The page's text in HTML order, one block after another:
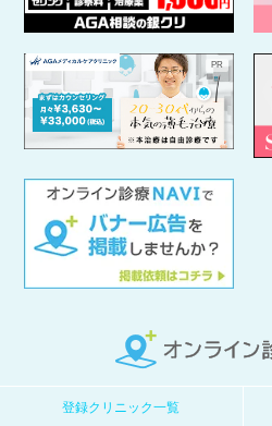
登録クリニック一覧